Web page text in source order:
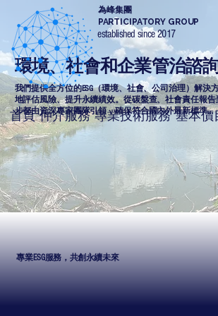
為峰集團
PARTICIPATORY GROUP
established since 2017
首頁 仲介服務 專業技術服務 基本價
環境、社會和企業管治諮
我們提供全方位的ESG（環境、社會、公司治理）解決
地評估風險、提升永續績效。從碳盤查、社會責任報
步都由資深專家團隊引領，確保符合國內外最新標準。
專業ESG服務，共創永續未來